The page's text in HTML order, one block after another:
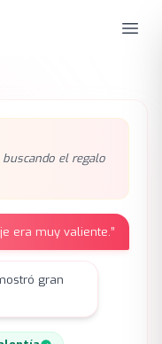
el regalo
era muy valiente.”
gran